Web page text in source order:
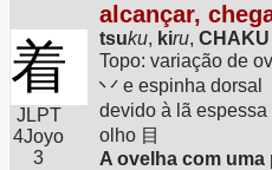
着
JLPT
4Joyo
3
alcançar,
tsuku, kiru, CHAKU
Topo: variação de
丷 e espinha dorsal
devido à lã espessa
olho 目
A ovelha com